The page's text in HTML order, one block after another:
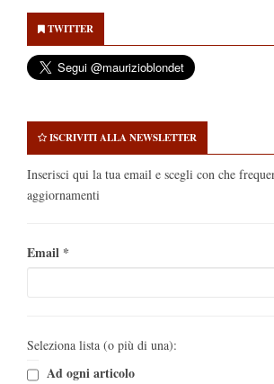
Sidebar
TWITTER
ISCRIVITI ALLA NEWSLETTER
Inserisci qui la tua email e scegli con che
aggiornamenti
Email *
Seleziona lista (o più di una):
Ad ogni articolo